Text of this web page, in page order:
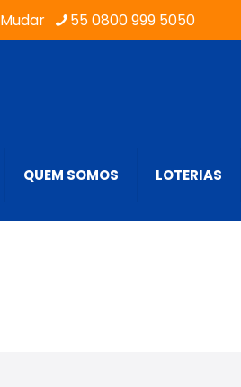
55 0800 999 5050
QUEM SOMOS LOTERIAS